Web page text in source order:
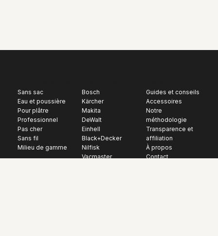
Sans sac
Eau et poussière
Pour plâtre
Professionnel
Pas cher
Sans fil
Milieu de gamme
Bosch
Kärcher
Makita
DeWalt
Einhell
Black+Decker
Nilfisk
Vacmaster
Guides et conseils
Accessoires
Notre
méthodologie
Transparence et
affiliation
À propos
Contact